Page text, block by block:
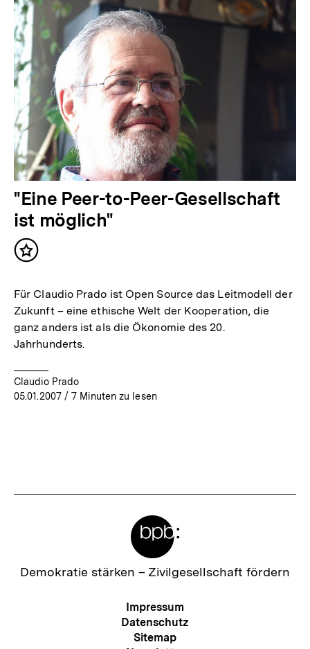
"Eine Peer-to-Peer-Gesellschaft
ist möglich"
Inhalt
Für Claudio Prado ist Open Source das Leitmodell der
Zukunft – eine ethische Welt der Kooperation, die
ganz anders ist als die Ökonomie des 20.
Jahrhunderts.
Claudio Prado
05.01.2007/ 7 Minuten zu lesen
Zur
Demokratie stärken – Zivilgesellschaft fördern
Meta-
Navigation
Impressum
Datenschutz
Sitemap